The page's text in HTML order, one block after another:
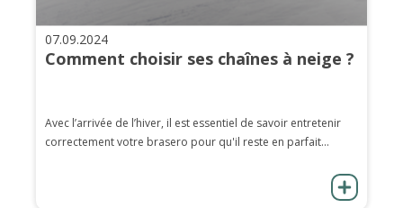
07.09.2024
Comment choisir ses chaînes à neige ?
Avec l’arrivée de l’hiver, il est essentiel de savoir entretenir
correctement votre brasero pour qu'il reste en parfait...